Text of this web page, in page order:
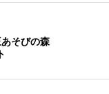
あそびの森